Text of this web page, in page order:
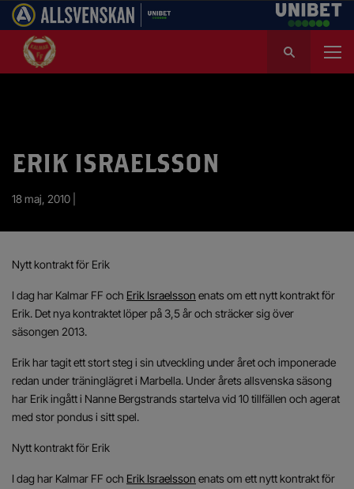
k
ERIK ISRAELSSON
18 maj, 2010 |
Nytt kontrakt för Erik
I dag har Kalmar FF och Erik Israelsson enats om ett nytt kontrakt för
Erik. Det nya kontraktet löper på 3,5 år och sträcker sig över
säsongen 2013.
Erik har tagit ett stort steg i sin utveckling under året och imponerade
redan under träninglägret i Marbella. Under årets allsvenska säsong
har Erik ingått i Nanne Bergstrands startelva vid 10 tillfällen och agerat
med stor pondus i sitt spel.
Nytt kontrakt för Erik
I dag har Kalmar FF och Erik Israelsson enats om ett nytt kontrakt för